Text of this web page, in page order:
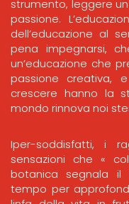
strumento, leggere
passione.
dell’educazione al
pena impegnarsi,
un’educazione che
passione
crescere hanno la
mondo rinnova noi
Iper-soddisfatti, i
sensazioni che «
botanica segnala
tempo per